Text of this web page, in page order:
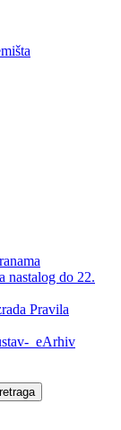
nastalog do 22.
Pravila
eArhiv